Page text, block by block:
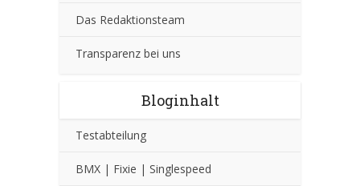
Das Redaktionsteam
Transparenz bei uns
Bloginhalt
Testabteilung
BMX | Fixie | Singlespeed